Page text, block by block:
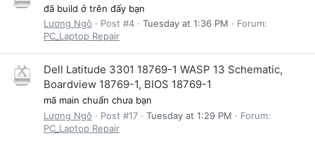
đã build ở trên đấy bạn
Lương Ngô
Post #4 Tuesday at 1:36 PM
Forum:
PC_Laptop Repair
Dell Latitude 3301 18769-1 WASP 13 Schematic,
Boardview 18769-1, BIOS 18769-1
mã main chuẩn chưa bạn
Lương Ngô
Post #17 Tuesday at 1:29 PM
Forum:
PC_Laptop Repair